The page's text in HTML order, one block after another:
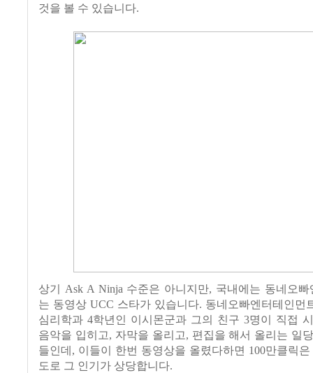
것을 볼 수 있습니다.
상기 Ask A Ninja 수준은 아니지만, 국내에는 동네오빠
는 동영상 UCC 스타가 있습니다. 동네오빠엔터테인먼
심리학과 4학년인 이시몬군과 그의 친구 3명이 직접
음악을 입히고, 자막을 올리고, 편집을 해서 올리는 일
들인데, 이들이 한번 동영상을 올렸다하면 100만클릭
도로 그 인기가 상당합니다.